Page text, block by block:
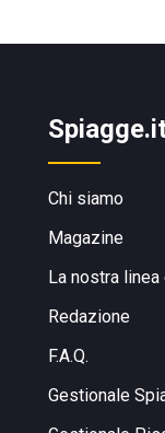
Chi siamo
Magazine
La nostra
Redazione
F.A.Q.
Gestionale